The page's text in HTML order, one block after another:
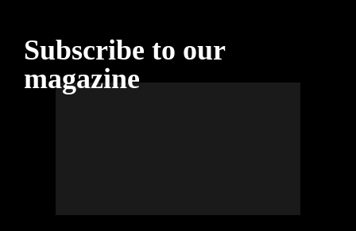
Subscribe to our
magazine